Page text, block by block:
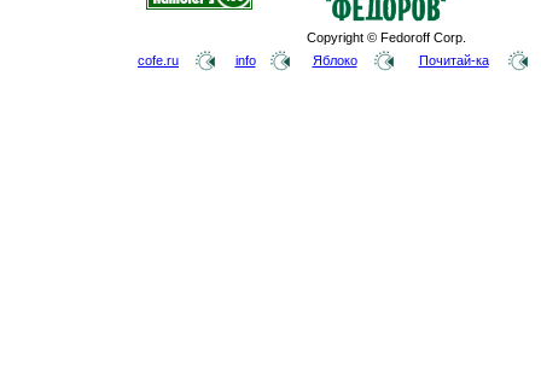
Copyright © Fedoroff Corp.
cofe.ru info Яблоко Почитай-ка